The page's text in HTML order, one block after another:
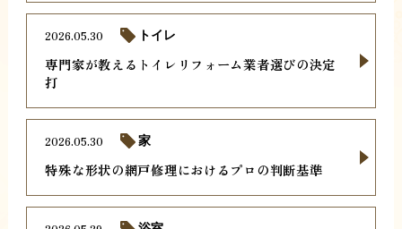
専門家が教えるトイレリフォーム業者選びの決定
打
2026.05.30 トイレ
特殊な形状の網戸修理におけるプロの判断基準
2026.05.30 家